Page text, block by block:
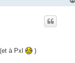
à Pxl )